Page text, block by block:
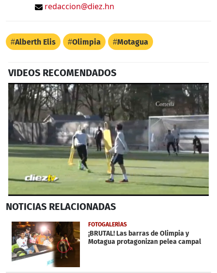
redaccion@diez.hn
Alberth Elis Olimpia Motagua
VIDEOS RECOMENDADOS
seconds
54
seconds
NOTICIAS RELACIONADAS
FOTOGALERÍAS
¡BRUTAL! Las barras de Olimpia y
Motagua protagonizan pelea campal